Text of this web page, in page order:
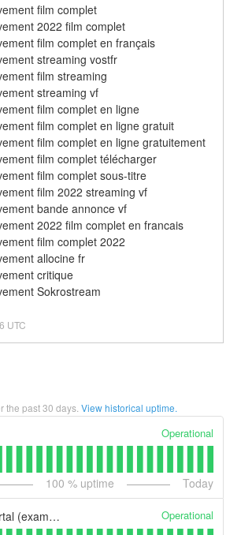
film complet
2022 film complet
film complet en français
streaming vostfr
film streaming
streaming vf
film complet en ligne
film complet en ligne gratuit
film complet en ligne gratuitement
film complet télécharger
film complet sous-titre
film 2022 streaming vf
bande annonce vf
2022 film complet en francais
film complet 2022
allocine fr
critique
Sokrostream
UTC
the past30 days. View historical uptime.
Operational
100 % uptime Today
Management Portal (example) Operational